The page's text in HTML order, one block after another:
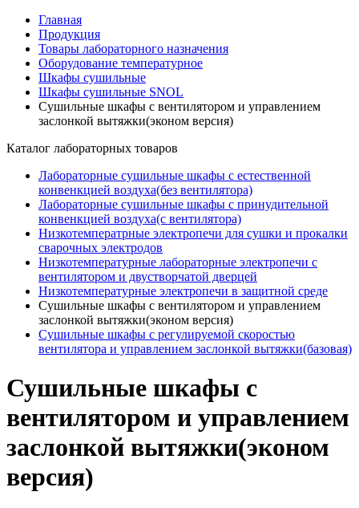
Главная
Продукция
Товары лабораторного назначения
Оборудование температурное
Шкафы сушильные
Шкафы сушильные SNOL
Сушильные шкафы с вентилятором и управлением
заслонкой вытяжки(эконом версия)
Каталог лабораторных товаров
Лабораторные сушильные шкафы с естественной
конвенкцией воздуха(без вентилятора)
Лабораторные сушильные шкафы с принудительной
конвенкцией воздуха(с вентилятора)
Низкотемператрные электропечи для сушки и прокалки
сварочных электродов
Низкотемпературные лабораторные электропечи с
вентилятором и двустворчатой дверцей
Низкотемпературные электропечи в защитной среде
Сушильные шкафы с вентилятором и управлением
заслонкой вытяжки(эконом версия)
Сушильные шкафы с регулируемой скоростью
вентилятора и управлением заслонкой вытяжки(базовая)
Сушильные шкафы с
вентилятором и управлением
заслонкой вытяжки(эконом
версия)